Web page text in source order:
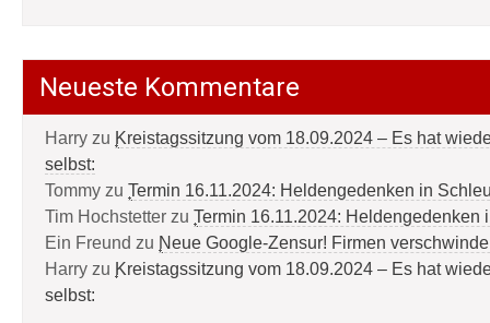
Neueste Kommentare
Harry zu Kreistagssitzung vom 18.09.2024 – Es hat
selbst:
Tommy zu Termin 16.11.2024: Heldengedenken in
Tim Hochstetter zu Termin 16.11.2024: Heldengedenken
Ein Freund zu Neue Google-Zensur! Firmen
Harry zu Kreistagssitzung vom 18.09.2024 – Es hat
selbst: